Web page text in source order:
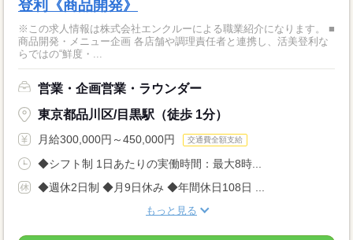
登利《商品開発》
※この求人情報は株式会社エンクルーによる職業紹介になります。 ■
商品開発・メニュー企画 各店舗や調理責任者と連携し、活美登利な
らではの“鮮度・...
営業・企画営業・ラウンダー
東京都品川区/目黒駅（徒歩 1分）
月給300,000円～450,000円 交通費全額支給
◆シフト制 1日あたりの実働時間：最大8時...
◆週休2日制 ◆月9日休み ◆年間休日108日 ...
もっと見る